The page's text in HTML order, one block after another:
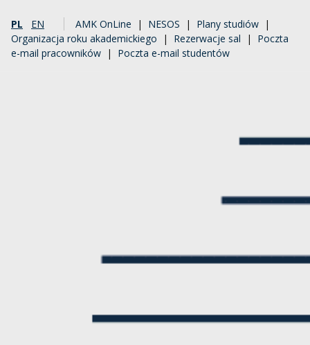
PL EN AMK OnLine | NESOS | Plany studiów |
Organizacja roku akademickiego | Rezerwacje sal | Poczta
e-mail pracowników | Poczta e-mail studentów